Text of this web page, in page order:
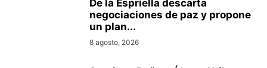
De la Espriella descarta
negociaciones de paz y propone
un plan...
8 agosto, 2026